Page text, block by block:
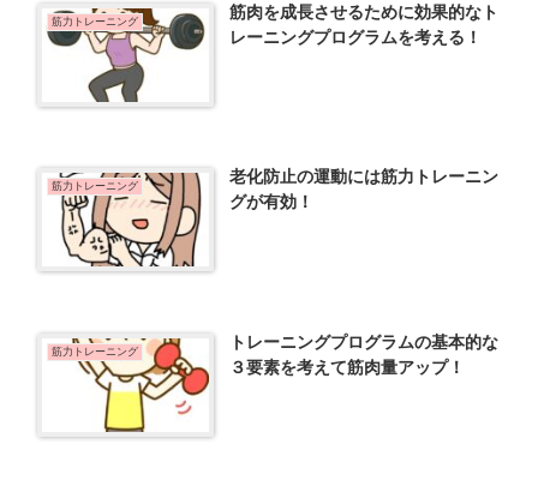
筋力トレーニング
筋肉を成長させるために効果的なト
レーニングプログラムを考える！
筋力トレーニング
老化防止の運動には筋力トレーニン
グが有効！
筋力トレーニング
トレーニングプログラムの基本的な
３要素を考えて筋肉量アップ！